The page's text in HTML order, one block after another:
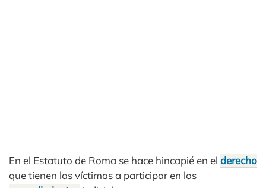
En el Estatuto de Roma se hace hincapié en el derecho
que tienen las víctimas a participar en los